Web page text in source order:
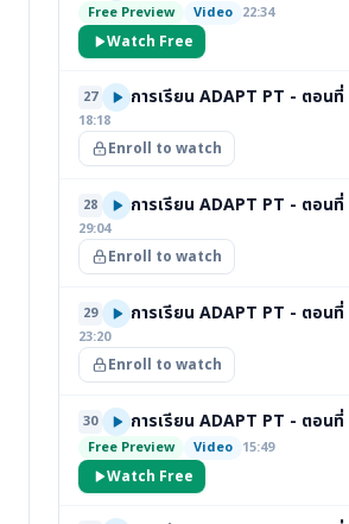
Free Preview Video 22:34
Watch Free
27 การเรียน ADAPT PT - ตอนที่
18:18
Enroll to watch
28 การเรียน ADAPT PT - ตอนที่
29:04
Enroll to watch
29 การเรียน ADAPT PT - ตอนที่
23:20
Enroll to watch
30 การเรียน ADAPT PT - ตอนที่
Free Preview Video 15:49
Watch Free